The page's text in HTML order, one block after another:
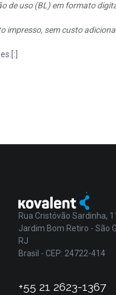
de uso (BL) em formato
sem custo
Rua Cristóvão Sardinha,
Jardim Bom Retiro - São
RJ
Brasil - CEP: 24722-414
+55 21 2623-1367